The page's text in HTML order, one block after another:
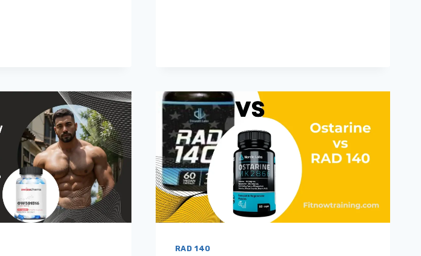
LA
PÉRDIDA
DE
GRASA
RAD 140